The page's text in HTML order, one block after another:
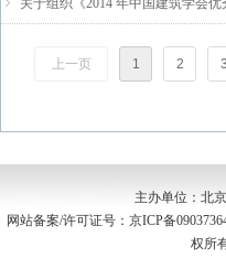
上一页 1 2 3
主办单位：北
网站备案/许可证号： 京ICP备
权所